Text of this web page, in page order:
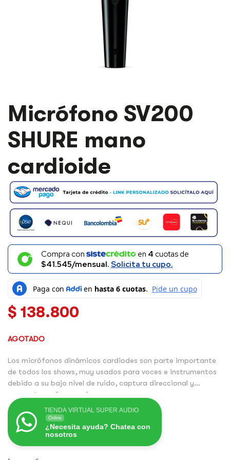
Micrófono SV200
SHURE mano
cardioide
Compra con en 4 cuotas de
$41.545/mensual. Solicita tu cupo.
$ 138.800
AGOTADO
Los micrófonos dinámicos cardiodes son parte importante
de todos los shows, muy usados para voces e instrumentos
debido a su bajo nivel de ruido, captura direccional y
respuesta en frecuencia.
El micrófono SV200 SHURE te ofrece grandes cualidades
tanto para en vivo o en estudio de grabación, ya que cuenta
con una respuesta en frecuencia ideal de 50Hz a 15kHz, un
peso ligero si se desea usar en la mano y una captura muy
TIENDA VIRTUAL SUPER AUDIO
Online
¿Necesita ayuda? Chatea con
nosotros